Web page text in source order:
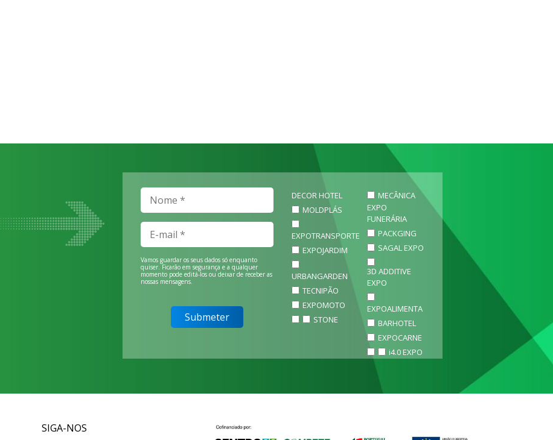
Vamos guardar os seus dados só enquanto
quiser. Ficarão em segurança e a qualquer
momento pode editá-los ou deixar de receber as
nossas mensagens.
DECOR HOTEL
MOLDPLÁS
EXPOTRANSPORTE
EXPOJARDIM
URBANGARDEN
TECNIPÃO
EXPOMOTO
STONE
MECÂNICA
EXPO
FUNERÁRIA
PACKGING
SAGAL EXPO
3D ADDITIVE
EXPO
EXPOALIMENTA
BARHOTEL
EXPOCARNE
i4.0 EXPO
SIGA-NOS